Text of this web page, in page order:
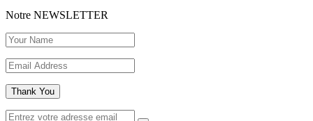
Notre NEWSLETTER
Thank You